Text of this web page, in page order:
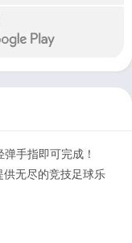
手指即可完成！
供无尽的竞技足球乐